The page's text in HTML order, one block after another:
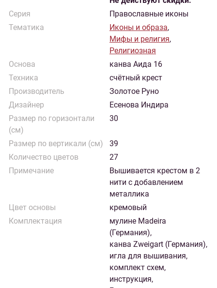
Серия
Православные иконы
Тематика
Иконы и образа,
Мифы и религия,
Религиозная
Основа
канва Аида 16
Техника
счётный крест
Производитель
Золотое Руно
Дизайнер
Есенова Индира
Размер по горизонтали
(см)
30
Размер по вертикали (см)
39
Количество цветов
27
Примечание
Вышивается крестом в 2
нити с добавлением
металлика
Цвет основы
кремовый
Комплектация
мулине Madeira
(Германия),
канва Zweigart (Германия),
игла для вышивания,
комплект схем,
инструкция,